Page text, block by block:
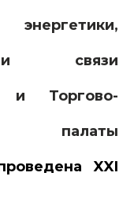
и связи
и Торгово-
палаты
XXI